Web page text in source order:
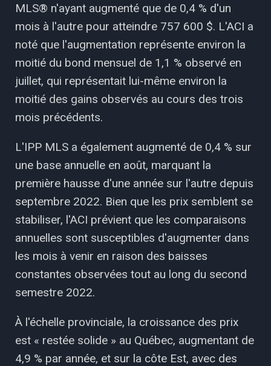
MLS® n'ayant augmenté que de 0,4 % d'un
mois à l'autre pour atteindre 757 600 $. L'ACI a
noté que l'augmentation représente environ la
moitié du bond mensuel de 1,1 % observé en
juillet, qui représentait lui-même environ la
moitié des gains observés au cours des trois
mois précédents.
L'IPP MLS a également augmenté de 0,4 % sur
une base annuelle en août, marquant la
première hausse d'une année sur l'autre depuis
septembre 2022. Bien que les prix semblent se
stabiliser, l'ACI prévient que les comparaisons
annuelles sont susceptibles d'augmenter dans
les mois à venir en raison des baisses
constantes observées tout au long du second
semestre 2022.
À l'échelle provinciale, la croissance des prix
est « restée solide » au Québec, augmentant de
4,9 % par année, et sur la côte Est, avec des